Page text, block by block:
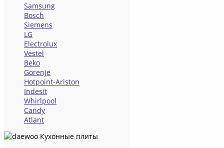
Samsung
Bosch
Siemens
LG
Electrolux
Vestel
Beko
Gorenje
Hotpoint-Ariston
Indesit
Whirlpool
Candy
Atlant
Кухонные плиты